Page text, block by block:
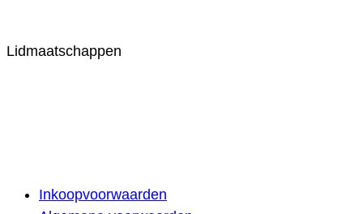
Lidmaatschappen
Inkoopvoorwaarden